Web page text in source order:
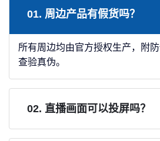
01. 周边产品有假货吗？
所有周边均由官方授权生产，附
查验真伪。
02. 直播画面可以投屏吗？